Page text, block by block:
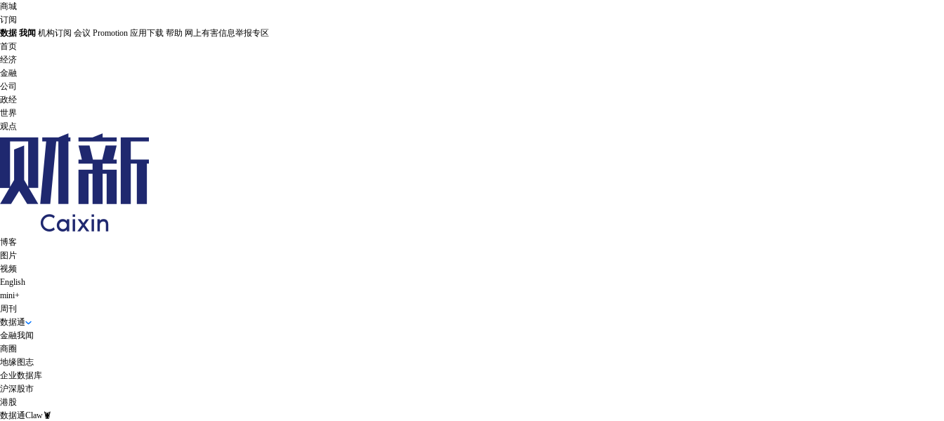
商城
订阅
数据 我闻 机构订阅 会议 Promotion 应用下载 帮助 网上有害信息举报专区
首页
经济
金融
公司
政经
世界
观点
博客
图片
视频
English
mini+
周刊
数据通
金融我闻
商圈
地缘图志
企业数据库
沪深股市
港股
数据通Claw🦞